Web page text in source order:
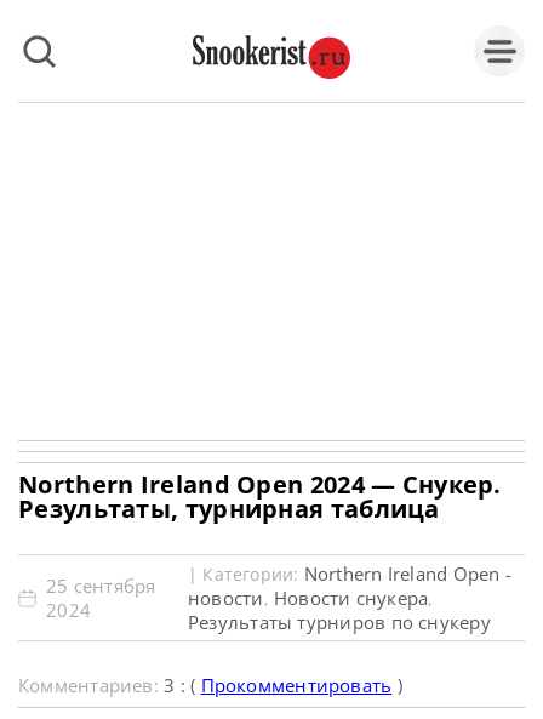
Northern Ireland Open 2024 — Снукер.
Результаты, турнирная таблица
25 сентября
2024
| Категории: Northern Ireland Open -
новости, Новости снукера,
Результаты турниров по снукеру
Комментариев:3 : ( Прокомментировать )